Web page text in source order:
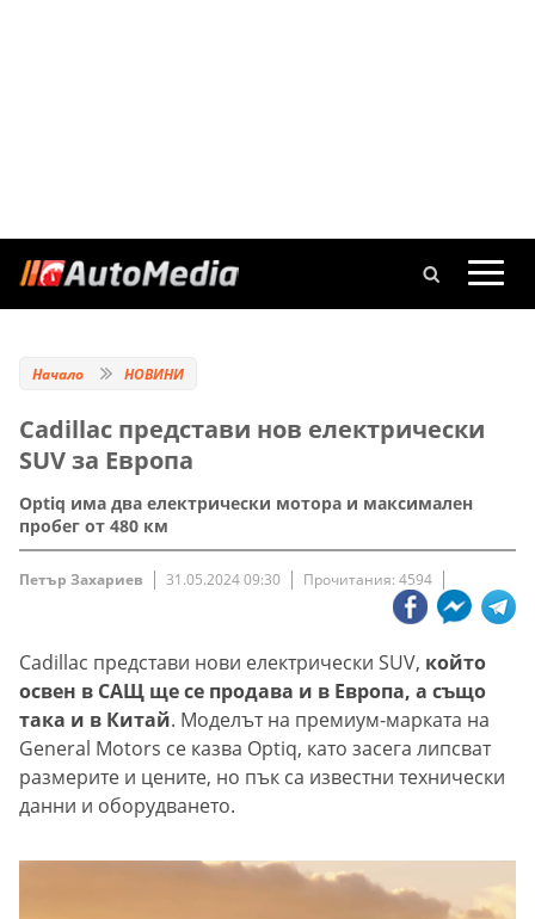
Начало НОВИНИ
Cadillac представи нов електрически
SUV за Европа
Optiq има два електрически мотора и максимален
пробег от 480 км
Петър Захариев 31.05.2024 09:30 Прочитания: 4594
Cadillac представи нови електрически SUV, който
освен в САЩ ще се продава и в Европа, а също
така и в Китай. Моделът на премиум-марката на
General Motors се казва Optiq, като засега липсват
размерите и цените, но пък са известни технически
данни и оборудването.